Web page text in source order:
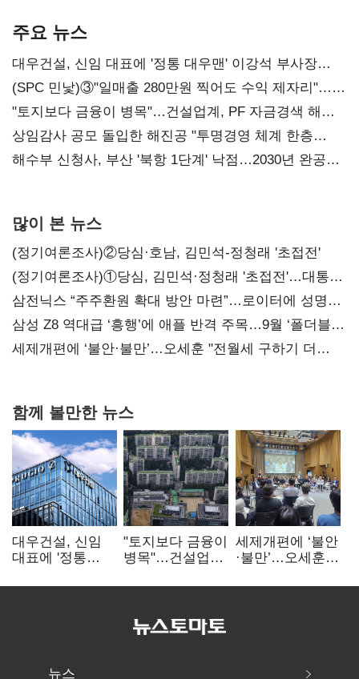
주요 뉴스
대우건설, 신임 대표에 '정통 대우맨' 이강석 부사장
내정
(SPC 민낯)③"일매출 280만원 찍어도 수익 제자리"…
점주 울리는 '상시 할인'
"토지보다 금융이 병목"…건설업계, PF 자금경색 해소
목소리
상임감사 공모 돌입한 해진공 "투명경영 체계 한층
강화"
해수부 신청사, 부산 '북항 1단계' 낙점…2030년 완공
많이 본 뉴스
(정기여론조사)②당심·호남, 김민석-정청래 '초접전'
(정기여론조사)①당심, 김민석·정청래 '초접전'…대통령
지지도 '50% 아래로'(종합)
삼전닉스 “주주환원 확대 방안 마련”…로이터에 성명
보내
삼성 Z8 역대급 ‘흥행’에 애플 반격 주목…9월 ‘폴더블
대전’
세제개편에 ‘불안·불만’…오세훈 "전월세 구하기 더
함께 볼만한 뉴스
대우건설, 신임
대표에 '정통
부사장 내정
"토지보다 금융이
병목"…건설업계,
해소 목소리
세제개편에 ‘불안
·불만’…오세훈
더 힘들어질 것"
뉴스